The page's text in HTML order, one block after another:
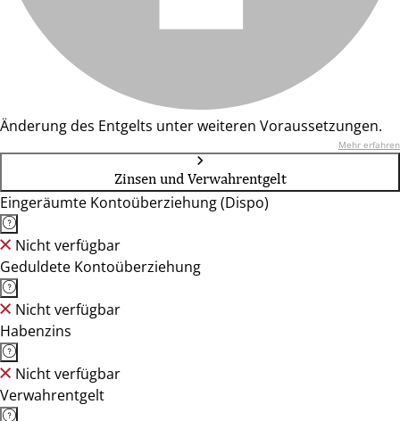
Änderung des Entgelts unter weiteren Voraussetzungen.
Mehr erfahren
Zinsen und Verwahrentgelt
Eingeräumte Kontoüberziehung (Dispo)
Nicht verfügbar
Geduldete Kontoüberziehung
Nicht verfügbar
Habenzins
Nicht verfügbar
Verwahrentgelt